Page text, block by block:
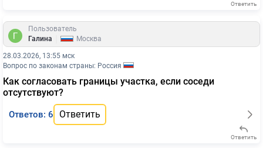
Ответить
Пользователь
Галина
Москва
28.03.2026, 13:55 мск
Вопрос по законам страны: Россия
Как согласовать границы участка, если соседи
отсутствуют?
Ответов: 6 Ответить
Ответить